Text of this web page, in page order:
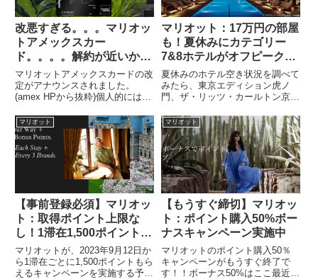
改悪すぎる。。。マリオッ
トアメックスカー
ド。。。。解約が近いか
も。。。
マリオットアメックスカードの改
定がアナウンスされました。
(amex HPから抜粋)個人的には改
うするか検討するために、自分の
頭の整理がてら改定内容をまとめ
てみました。Marriott Bonvoy®
アメリカン...
マリオット：17万円の部屋
も！夏休みにカテゴリー
7&8ホテルがオフピーク設
定！ポイント宿泊オフキャ
ンペーンでよりお得に
夏休みのホテル空き状況を調べて
みたら、東京エディション虎ノ
門、ザ・リッツ・カールトン京
KYOTO ラグジュアリーコレクシ
ョンホテル＆スパ、翠嵐 ラグジ
ュアリーコレクションホテル 京
都、ザ・リッツ・カール...
マリオット
【事前登録必須】マリオッ
ト：取得ポイント上限な
し！1滞在1,500ポイントキ
ャンペーン
マリオットが、2023年9月12日か
ら1滞在ごとに1,500ポイントもら
えるキャンペーンを実施する予定
マリオット
【もうすぐ締切】マリオッ
ト：ポイント購入50%ボー
ナスキャンペーン実施中
マリオットのポイント購入50％
キャンペーンがもうすぐ終了で
す！！ボーナス50%はここ最近の